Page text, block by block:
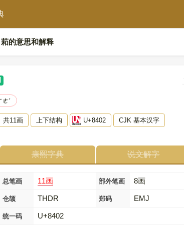
萂的意思和解释
ㄜˊ
共11画 上下结构 U+8402 CJK 基本汉字
康熙字典 说文解字
总笔画 11画 部外笔画 8画
仓颉 THDR 郑码 EMJ
统一码 U+8402